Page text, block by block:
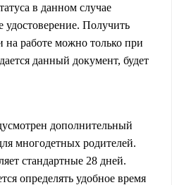
в данном случае
удостоверение. Получить
на работе можно только при
данный документ, будет
дополнительный
многодетных родителей.
стандартные 28 дней.
определять удобное время